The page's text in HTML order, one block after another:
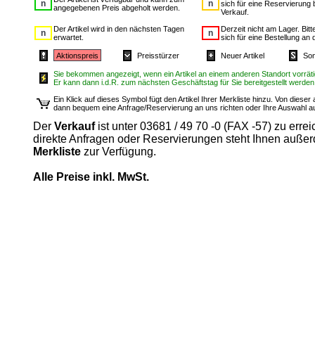
angegebenen Preis abgeholt werden.
sich für eine Reservierung
Verkauf.
Der Artikel wird in den nächsten Tagen
erwartet.
Derzeit nicht am Lager.
sich für eine Bestellung an
Aktionspreis Preisstürzer Neuer Artikel
Sie bekommen angezeigt, wenn ein Artikel an einem anderen Standort
Er kann dann i.d.R. zum nächsten Geschäftstag für Sie bereitgestellt
Ein Klick auf dieses Symbol fügt den Artikel Ihrer Merkliste hinzu. Von dieser
dann bequem eine Anfrage/Reservierung an uns richten oder Ihre Auswahl
Der Verkaufist unter 03681 / 49 70 -0 (FAX -57) zu
direkte Anfragen oder Reservierungen steht Ihnen
Merkliste zur Verfügung.
Alle Preise inkl. MwSt.